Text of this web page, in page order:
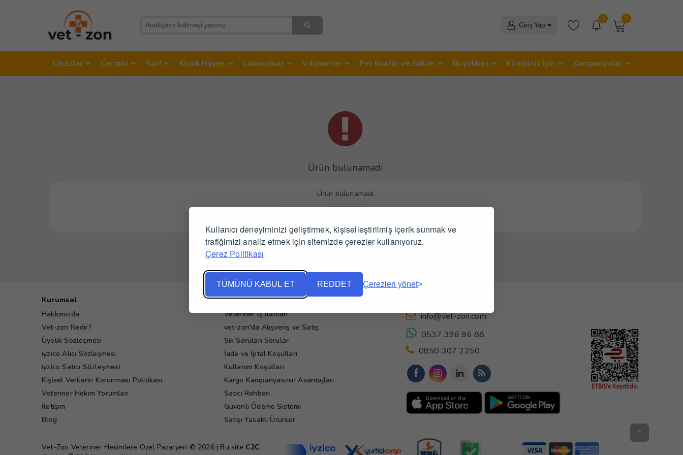
Kullanıcı deneyiminizi geliştirmek, kişiselleştirilmiş içerik sunmak ve
trafiğimizi analiz etmek için sitemizde çerezler kullanıyoruz.
Çerez Politikası
TÜMÜNÜ KABUL ET REDDET Çerezleri yönet
0
0
Giriş Yap
Cihazlar Cerrahi Sarf Klinik Hijyen Laboratuar Vitaminler Pet Kuaför ve Bakım Büyükbaş Kliniğiniz İçin Kampanyalar
Ürün bulunamadı
Ürün bulunamadı
Kurumsal
Hakkımızda
Vet-zon Nedir?
Üyelik Sözleşmesi
iyzico Alıcı Sözleşmesi
iyzico Satıcı Sözleşmesi
Kişisel Verilerin Korunması Politikası
Veteriner Hekim Yorumları
İletişim
Blog
Yardım
Veteriner İş İlanları
vet-zon'da Alışveriş ve Satış
Sık Sorulan Sorular
İade ve İptal Koşulları
Kullanım Koşulları
Kargo Kampanyasının Avantajları
Satıcı Rehberi
Güvenli Ödeme Sistemi
Satışı Yasaklı Ürünler
info@vet-zon.com
0537 396 96 88
0850 307 2250
Vet-Zon Veteriner Hekimlere Özel Pazaryeri © 2026 | Bu site C2C